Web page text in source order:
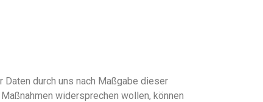
Daten durch uns nach Maßgabe dieser
widersprechen wollen, können